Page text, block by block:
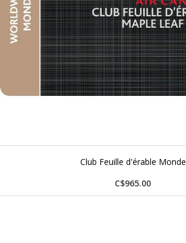
Club Feuille d'érable Monde
C$965.00